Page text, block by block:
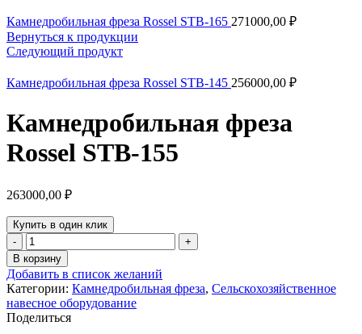
Камнедробильная фреза Rossel STB-165 271000,00 ₽
Вернуться к продукции
Следующий продукт
Камнедробильная фреза Rossel STB-145 256000,00 ₽
Камнедробильная фреза
Rossel STB-155
263000,00 ₽
Купить в один клик
Количество
товара
Камнедробильная
фреза
Rossel
STB-
155
В корзину
Добавить в список желаний
Категории: Камнедробильная фреза, Сельскохозяйственное
навесное оборудование
Поделиться